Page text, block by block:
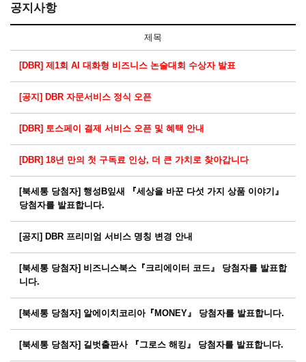
공지사항
제목
[DBR] 제1회 AI 대화형 비즈니스 논술대회 수상자 발표
[공지] DBR 자문서비스 정식 오픈
[DBR] 토스페이 결제 서비스 오픈 및 혜택 안내
[DBR] 18년 만의 첫 구독료 인상, 더 큰 가치로 찾아갑니다
[북세통 당첨자] 행성B잎새 『세상을 바꾼 다섯 가지 상품 이야기』
당첨자를 발표합니다.
[공지] DBR 프리미엄 서비스 명칭 변경 안내
[북세통 당첨자] 비즈니스북스『크리에이터 코드』 당첨자를 발표합
니다.
[북세통 당첨자] 알에이치코리아『MONEY』 당첨자를 발표합니다.
[북세통 당첨자] 길벗출판사 『그로스 해킹』 당첨자를 발표합니다.